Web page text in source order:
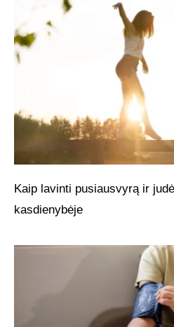
Kaip lavinti pusiausvyrą ir
kasdienybėje